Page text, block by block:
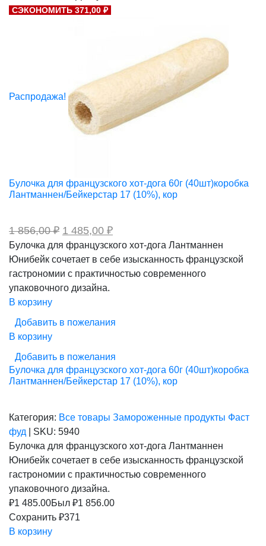
1
СЭКОНОМИТЬ 371,00 ₽
Распродажа!
Булочка для французского хот-дога 60г (40шт)коробка
Лантманнен/Бейкерстар 17 (10%), кор
1 856,00₽ Первоначальная
цена
составляла
1
856,00 ₽.
1 485,00 ₽Текущая
1
485,00 ₽.
Булочка для французского хот-дога Лантманнен
Юнибейк сочетает в себе изысканность французской
гастрономии с практичностью современного
упаковочного дизайна.
В корзину
Добавить в пожелания
В корзину
Добавить в пожелания
Булочка для французского хот-дога 60г (40шт)коробка
Лантманнен/Бейкерстар 17 (10%), кор
Категория: Все товары Замороженные продукты Фаст
фуд
SKU: 5940
Булочка для французского хот-дога Лантманнен
Юнибейк сочетает в себе изысканность французской
гастрономии с практичностью современного
упаковочного дизайна.
₽1 485.00Был ₽1 856.00
Сохранить ₽371
В корзину